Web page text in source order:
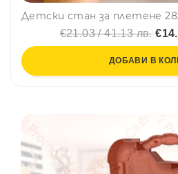
€21.03 / 41.13 лв.
ДОБАВИ В